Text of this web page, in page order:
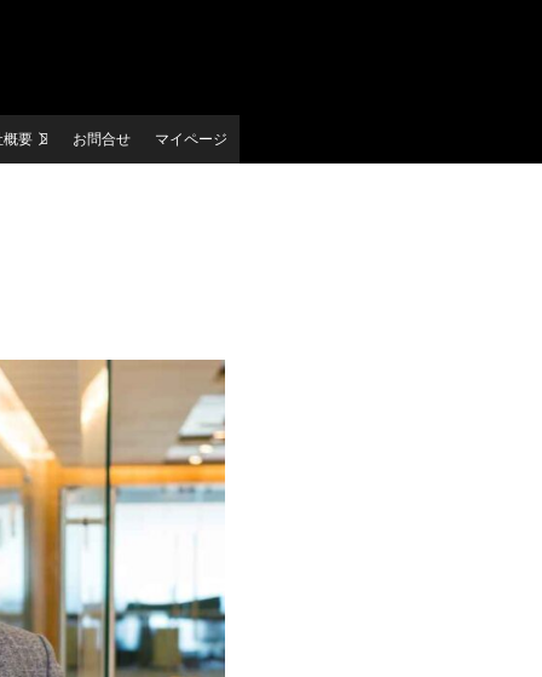
概要 お問合せ マイページ